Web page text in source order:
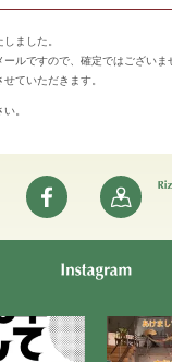
ました。
ルですので、確定ではございま
ていただきます。
。